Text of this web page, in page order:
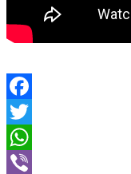
Facebook
Twitter
WhatsApp